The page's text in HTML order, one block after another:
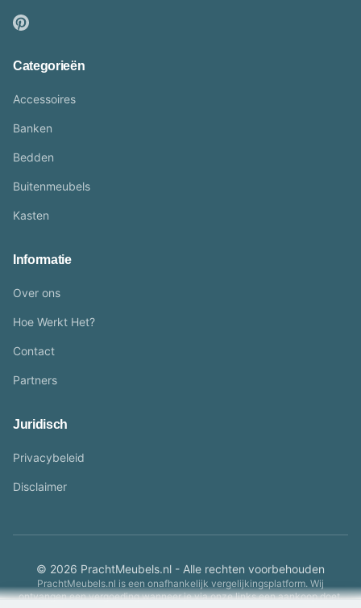
Categorieën
Accessoires
Banken
Bedden
Buitenmeubels
Kasten
Informatie
Over ons
Hoe Werkt Het?
Contact
Partners
Juridisch
Privacybeleid
Disclaimer
© 2026 PrachtMeubels.nl - Alle rechten voorbehouden
PrachtMeubels.nl is een onafhankelijk vergelijkingsplatform. Wij
ontvangen een vergoeding wanneer je via onze links een aankoop doet.